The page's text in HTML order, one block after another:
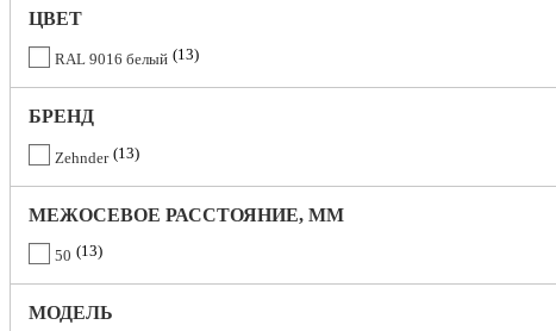
18 м²
21 м²
1
24 м²
ЦВЕТ
RAL 9016 белый 13
БРЕНД
Zehnder 13
МЕЖОСЕВОЕ РАССТОЯНИЕ, ММ
50 13
МОДЕЛЬ